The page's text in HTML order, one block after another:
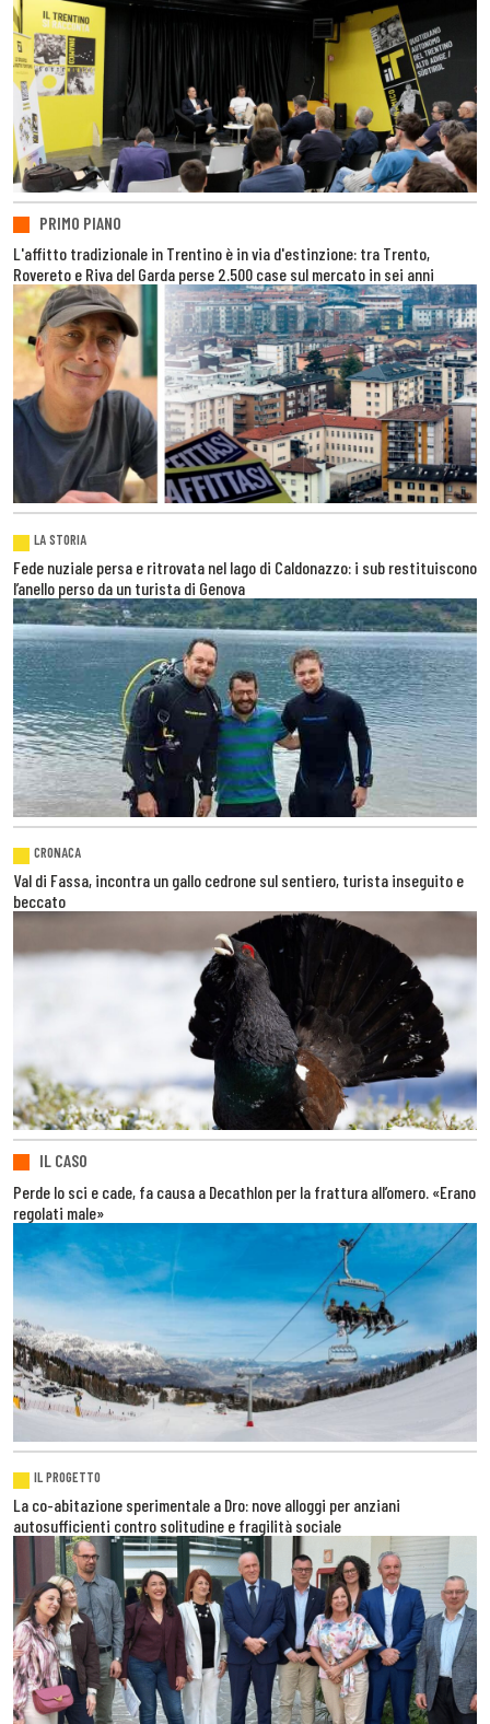
PRIMO PIANO
L'affitto tradizionale in Trentino è in via d'estinzione: tra Trento,
Rovereto e Riva del Garda perse 2.500 case sul mercato in sei anni
LA STORIA
Fede nuziale persa e ritrovata nel lago di Caldonazzo: i sub restituiscono
l’anello perso da un turista di Genova
CRONACA
Val di Fassa, incontra un gallo cedrone sul sentiero, turista inseguito e
beccato
IL CASO
Perde lo sci e cade, fa causa a Decathlon per la frattura all’omero. «Erano
regolati male»
IL PROGETTO
La co-abitazione sperimentale a Dro: nove alloggi per anziani
autosufficienti contro solitudine e fragilità sociale